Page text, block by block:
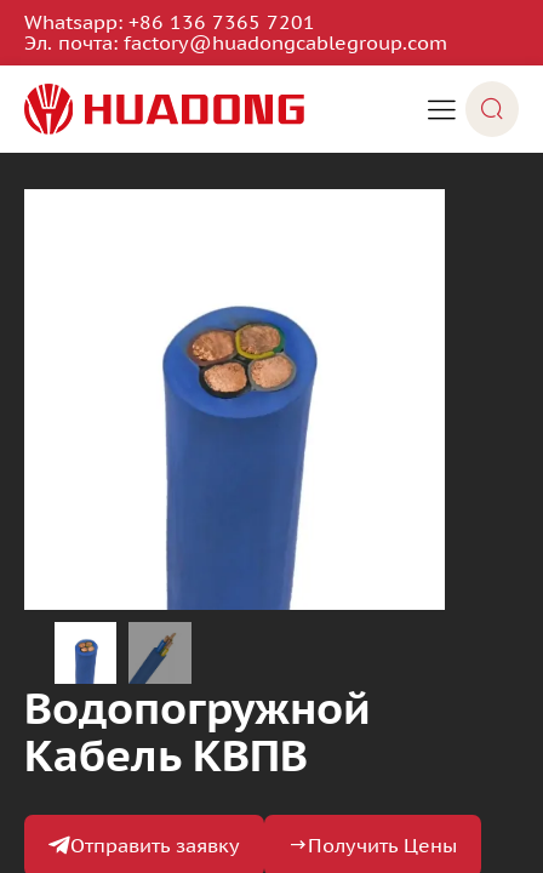
Whatsapp: +86 136 7365 7201
Эл. почта: factory@huadongcablegroup.com
Водопогружной
Кабель КВПВ
Отправить заявку Получить Цены